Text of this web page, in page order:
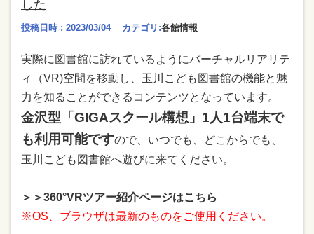
した
投稿日時 : 2023/03/04 カテゴリ:各館情報
実際に図書館に訪れているようにバーチャルリアリテ
ィ（VR)空間を移動し、玉川こども図書館の機能と魅
力を知ることができるコンテンツとなっています。
金沢型「GIGAスクール構想」1人1台端末で
も利用可能ですので、いつでも、どこからでも、
玉川こども図書館へ遊びに来てください。
＞＞360°VRツアー紹介ページはこちら
※OS、ブラウザは最新のものをご使用ください。